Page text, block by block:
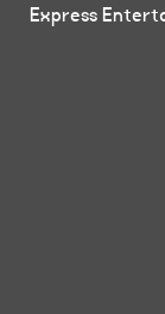
Express